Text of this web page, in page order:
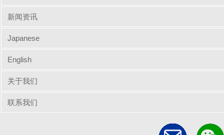
新闻资讯
Japanese
English
关于我们
联系我们